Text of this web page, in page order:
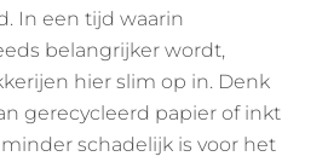
In een tijd waarin
belangrijker wordt,
hier slim op in. Denk
gerecycleerd papier of inkt
schadelijk is voor het